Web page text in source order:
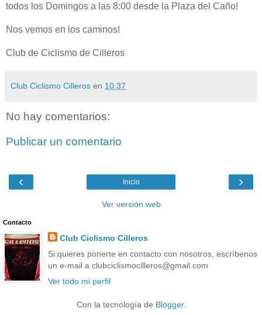
todos los Domingos a las 8:00 desde la Plaza del Caño!
Nos vemos en los caminos!
Club de Ciclismo de Cilleros
Club Ciclismo Cilleros en 10:37
No hay comentarios:
Publicar un comentario
‹ ›
Inicio
Ver versión web
Contacto
Club Ciclismo Cilleros
Si quieres ponerte en contacto con nosotros, escríbenos
un e-mail a clubciclismocilleros@gmail.com
Ver todo mi perfil
Con la tecnología de Blogger.